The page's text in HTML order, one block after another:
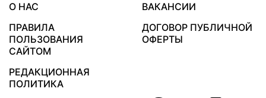
О НАС
ВАКАНСИИ
ПРАВИЛА
ПОЛЬЗОВАНИЯ
САЙТОМ
ДОГОВОР ПУБЛИЧНОЙ
ОФЕРТЫ
РЕДАКЦИОННАЯ
ПОЛИТИКА